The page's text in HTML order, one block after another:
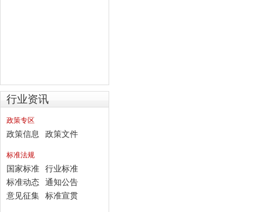
行业资讯
政策专区
政策信息 政策文件
标准法规
国家标准
行业标准
标准动态
通知公告
意见征集
标准宣贯